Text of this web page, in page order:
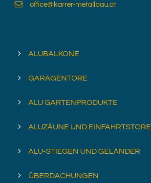
office@karrer-metallbau.at
ALUBALKONE
GARAGENTORE
ALU GARTENPRODUKTE
ALUZÄUNE UND EINFAHRTSTORE
ALU-STIEGEN UND GELÄNDER
ÜBERDACHUNGEN